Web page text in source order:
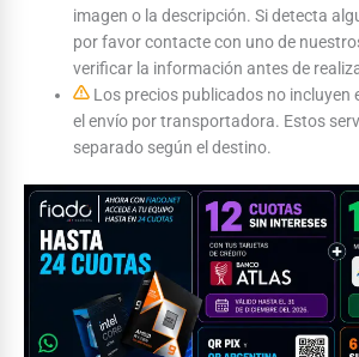
imagen o la descripción. Si detecta
por favor contacte con uno de
verificar la información antes de
Los precios publicados no incluyen
el envío por transportadora. Estos
separado según el destino.